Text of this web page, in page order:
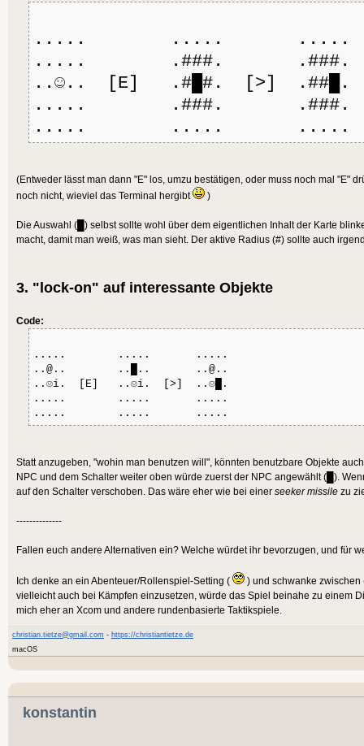
..... .....
..... .###. .###.
..☺.. [E] .#█#. [>] .##█.
..... .###. .###.
..... .....
(Entweder lässt man dann "E" los, umzu bestätigen, oder muss noch mal "E"
noch nicht, wieviel das Terminal hergibt
)
Die Auswahl (█) selbst sollte wohl über dem eigentlichen Inhalt der Karte
macht, damit man weiß, was man sieht. Der aktive Radius (#) sollte auch
3. "lock-on" auf interessante Objekte
Code:
..... ..... .....
..@.. ..█.. ..@..
..☺i. [E] ..☺i. [>] ..☺█.
..... ..... .....
..... ..... .....
Statt anzugeben, "wohin man benutzen will", könnten benutzbare Objekte
NPC und dem Schalter weiter oben würde zuerst der NPC angewählt (█).
auf den Schalter verschoben. Das wäre eher wie bei einer seeker missile zu
--------------
Fallen euch andere Alternativen ein? Welche würdet ihr bevorzugen, und für
Ich denke an ein Abenteuer/Rollenspiel-Setting (
) und schwanke
vielleicht auch bei Kämpfen einzusetzen, würde das Spiel beinahe zu einem
mich eher an Xcom und andere rundenbasierte Taktikspiele.
christian.tietze@gmail.com - https://christiantietze.de
macOS
konstantin